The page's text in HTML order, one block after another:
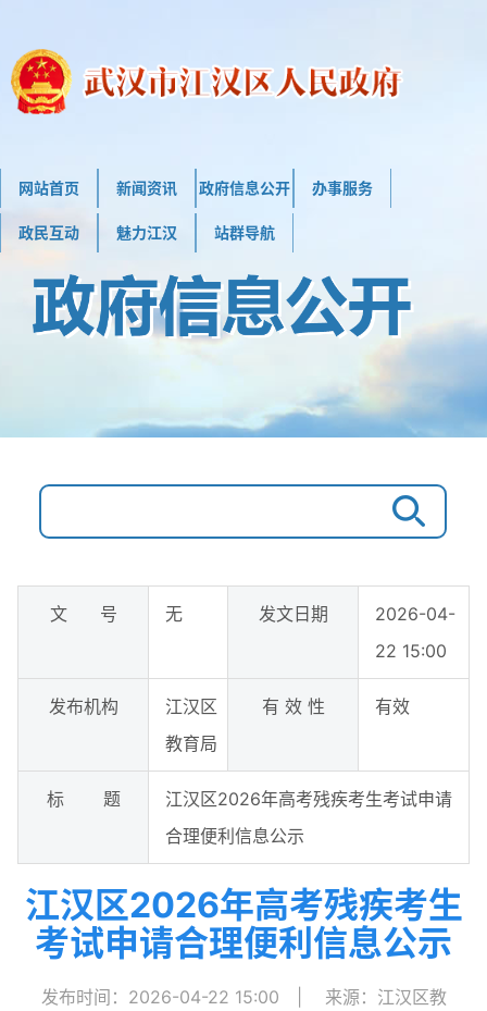
网站首页 新闻资讯 政府信息公开 办事服务
政民互动 魅力江汉 站群导航
文 号 无 发文日期
2026-04-
22 15:00
发布机构
江汉区
教育局
有 效 性 有效
标 题
江汉区2026年高考残疾考生考试申请
合理便利信息公示
江汉区2026年高考残疾考生
考试申请合理便利信息公示
发布时间：2026-04-22 15:00
来源：江汉区教